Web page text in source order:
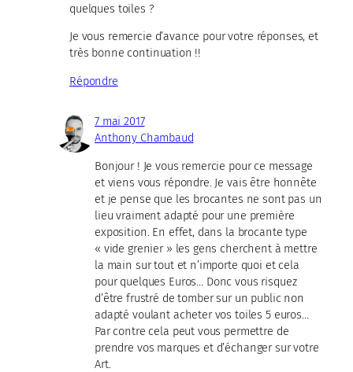
quelques toiles ?
Je vous remercie d’avance pour votre réponses, et
très bonne continuation !!
Répondre
7 mai 2017
Anthony Chambaud
Bonjour ! Je vous remercie pour ce message
et viens vous répondre. Je vais être honnête
et je pense que les brocantes ne sont pas un
lieu vraiment adapté pour une première
exposition. En effet, dans la brocante type
« vide grenier » les gens cherchent à mettre
la main sur tout et n’importe quoi et cela
pour quelques Euros… Donc vous risquez
d’être frustré de tomber sur un public non
adapté voulant acheter vos toiles 5 euros…
Par contre cela peut vous permettre de
prendre vos marques et d’échanger sur votre
Art.